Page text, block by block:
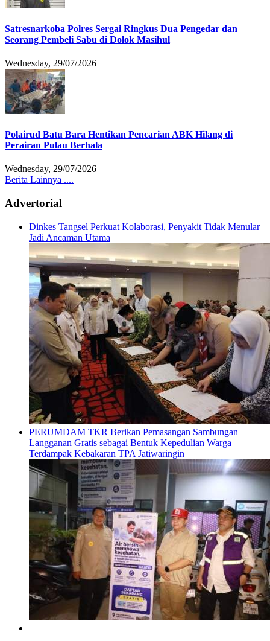
Satresnarkoba Polres Sergai Ringkus Dua Pengedar dan
Seorang Pembeli Sabu di Dolok Masihul
Wednesday, 29/07/2026
Polairud Batu Bara Hentikan Pencarian ABK Hilang di
Perairan Pulau Berhala
Wednesday, 29/07/2026
Berita Lainnya ....
Advertorial
Dinkes Tangsel Perkuat Kolaborasi, Penyakit Tidak Menular
Jadi Ancaman Utama
PERUMDAM TKR Berikan Pemasangan Sambungan
Langganan Gratis sebagai Bentuk Kepedulian Warga
Terdampak Kebakaran TPA Jatiwaringin